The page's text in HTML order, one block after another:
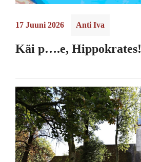
17 Juuni 2026 Anti Iva
Käi p….e, Hippokrates!